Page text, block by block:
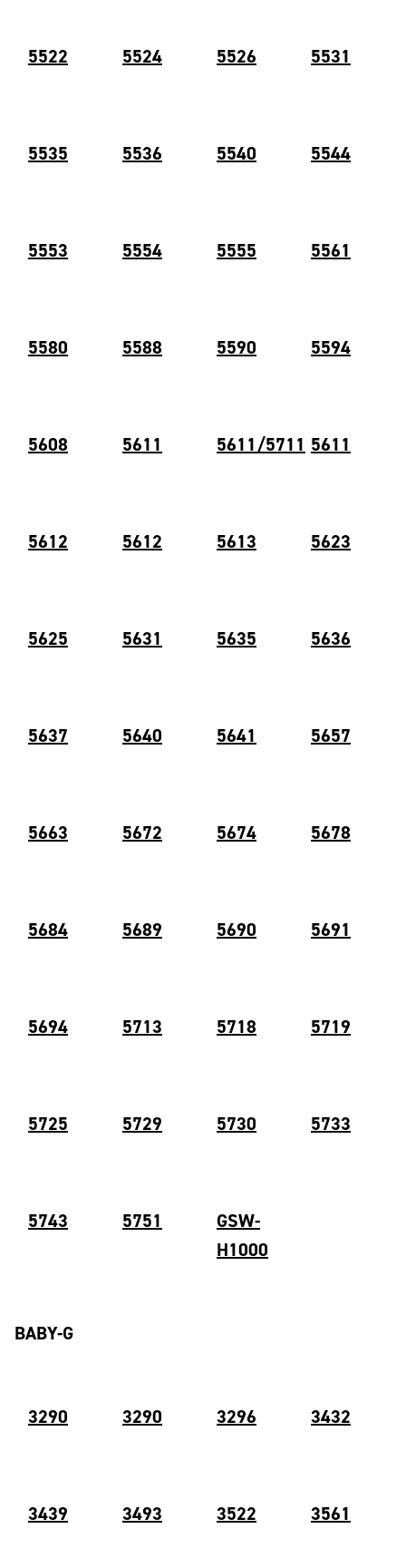
5522 5524 5526 5531
5535 5536 5540 5544
5553 5554 5555 5561
5580 5588 5590 5594
5608 5611 5611/5711 5611
5612 5612 5613 5623
5625 5631 5635 5636
5637 5640 5641 5657
5663 5672 5674 5678
5684 5689 5690 5691
5694 5713 5718 5719
5725 5729 5730 5733
5743 5751
GSW-
H1000
BABY-G
3290 3290 3296 3432
3439 3493 3522 3561